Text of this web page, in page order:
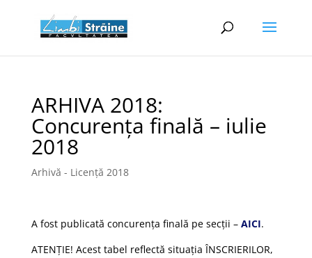
ARHIVA 2018:
Concurența finală – iulie
2018
Arhivă - Licență 2018
A fost publicată concurența finală pe secții – AICI.
ATENȚIE! Acest tabel reflectă situația ÎNSCRIERILOR,